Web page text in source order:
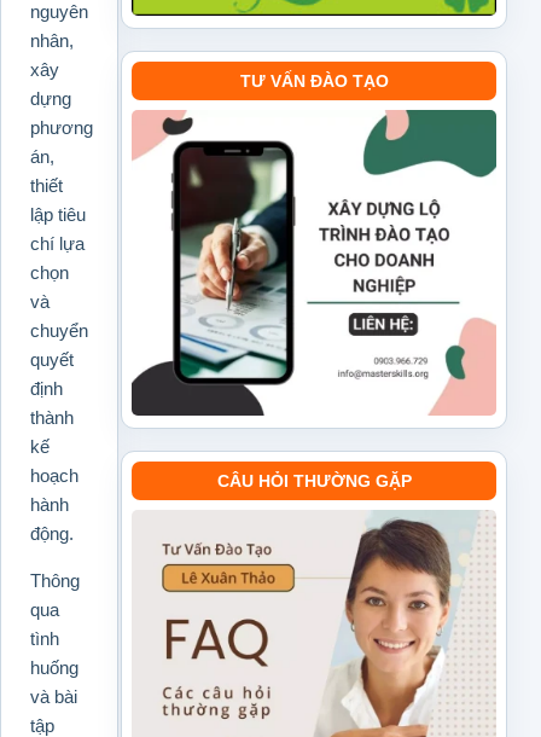
nguyên
nhân,
xây
dựng
phương
án,
thiết
lập tiêu
chí lựa
chọn
và
chuyển
quyết
định
thành
kế
hoạch
hành
động.
Thông
qua
tình
huống
và bài
tập
TƯ VẤN ĐÀO TẠO
CÂU HỎI THƯỜNG GẶP